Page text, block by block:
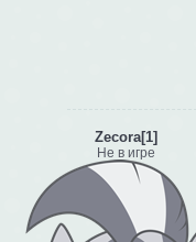
Zecora[1]
Не в игре